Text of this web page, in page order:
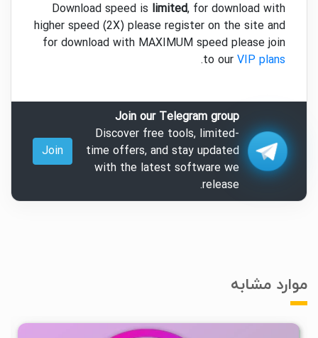
Download speed is limited, for download with
higher speed (2X) please register on the site and
for download with MAXIMUM speed please join
to our VIP plans
.
Join our Telegram group
Discover free tools, limited-
time offers, and stay updated
with the latest software we
release.
Join
موارد مشابه